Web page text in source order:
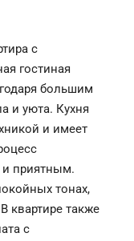
с
гостиная
большим
и уюта. Кухня
и имеет
приятным.
тонах,
квартире также
с